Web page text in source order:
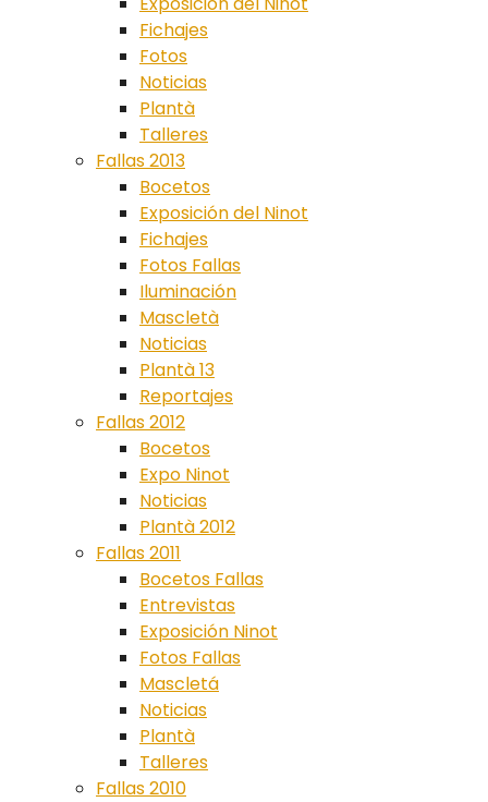
Fichajes
Fotos
Noticias
Plantà
Talleres
Fallas 2013
Bocetos
Exposición del Ninot
Fichajes
Fotos Fallas
Iluminación
Mascletà
Noticias
Plantà 13
Reportajes
Fallas 2012
Bocetos
Expo Ninot
Noticias
Plantà 2012
Fallas 2011
Bocetos Fallas
Entrevistas
Exposición Ninot
Fotos Fallas
Mascletá
Noticias
Plantà
Talleres
Fallas 2010